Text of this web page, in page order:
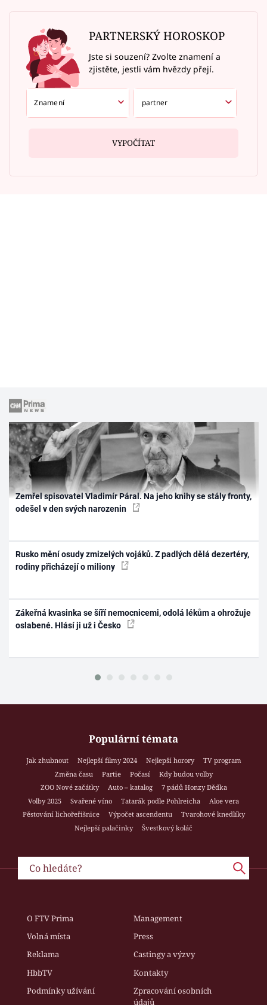
PARTNERSKÝ HOROSKOP
Jste si souzení? Zvolte znamení a
zjistěte, jestli vám hvězdy přejí.
VYPOČÍTAT
Zemřel spisovatel Vladimír Páral. Na jeho knihy se stály fronty,
odešel v den svých narozenin
Rusko mění osudy zmizelých vojáků. Z padlých dělá dezertéry,
rodiny přicházejí o miliony
Zákeřná kvasinka se šíří nemocnicemi, odolá lékům a ohrožuje
oslabené. Hlásí ji už i Česko
Populární témata
Jak zhubnout Nejlepší filmy 2024 Nejlepší horory
TV program
Změna času
Partie Počasí
Kdy budou volby
ZOO Nové začátky
Auto – katalog
7 pádů Honzy Dědka
Volby 2025
Svařené víno Tatarák podle Pohlreicha
Aloe vera
Pěstování lichořeřišnice
Výpočet ascendentu
Tvarohové knedlíky
Nejlepší palačinky
Švestkový koláč
O FTV Prima
Management
Volná místa
Press
Reklama
Castingy a výzvy
HbbTV
Kontakty
Podmínky užívání
Zpracování osobních
údajů